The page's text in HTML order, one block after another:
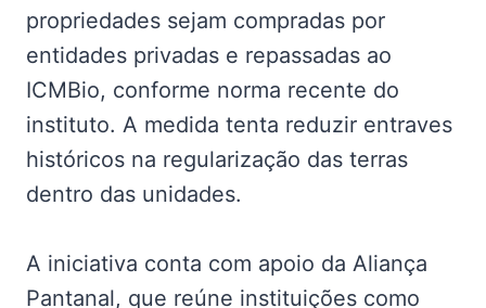
propriedades sejam compradas por
entidades privadas e repassadas ao
ICMBio, conforme norma recente do
instituto. A medida tenta reduzir entraves
históricos na regularização das terras
dentro das unidades.
A iniciativa conta com apoio da Aliança
Pantanal, que reúne instituições como